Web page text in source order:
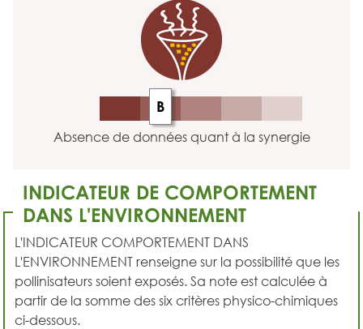
B
Absence de données quant à la synergie
INDICATEUR DE COMPORTEMENT
DANS L'ENVIRONNEMENT
L'INDICATEUR COMPORTEMENT DANS
L'ENVIRONNEMENT renseigne sur la possibilité que les
pollinisateurs soient exposés. Sa note est calculée à
partir de la somme des six critères physico-chimiques
ci-dessous.